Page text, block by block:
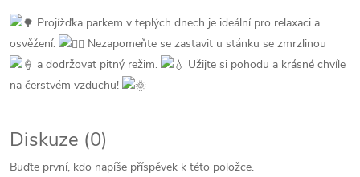
Projížďka parkem v teplých dnech je ideální pro relaxaci a
osvěžení.
Nezapomeňte se zastavit u stánku se zmrzlinou
a dodržovat pitný režim.
Užijte si pohodu a krásné chvíle
na čerstvém vzduchu!
Diskuze (0)
Buďte první, kdo napíše příspěvek k této položce.